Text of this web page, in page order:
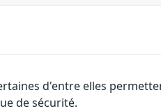
d'entre elles
de sécurité.